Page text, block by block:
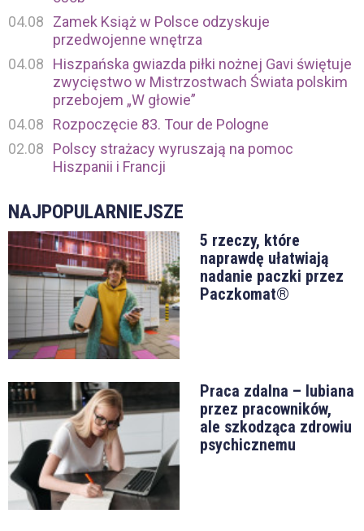
04.08
Zamek Książ w Polsce odzyskuje
przedwojenne wnętrza
04.08
Hiszpańska gwiazda piłki nożnej Gavi świętuje
zwycięstwo w Mistrzostwach Świata polskim
przebojem „W głowie”
04.08
Rozpoczęcie 83. Tour de Pologne
02.08
Polscy strażacy wyruszają na pomoc
Hiszpanii i Francji
NAJPOPULARNIEJSZE
5 rzeczy, które
naprawdę ułatwiają
nadanie paczki przez
Paczkomat®
Praca zdalna – lubiana
przez pracowników,
ale szkodząca zdrowiu
psychicznemu